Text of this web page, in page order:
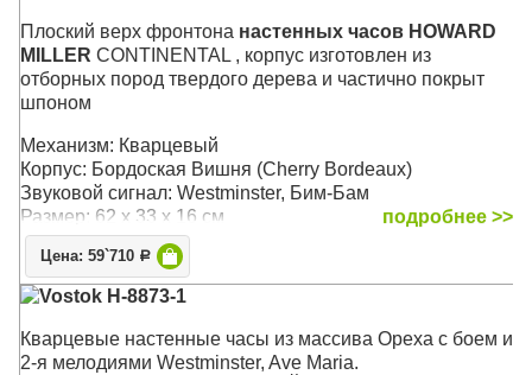
Плоский верх фронтона настенных часов HOWARD
MILLER CONTINENTAL , корпус изготовлен из
отборных пород твердого дерева и частично покрыт
шпоном
Механизм: Кварцевый
Корпус: Бордоская Вишня (Cherry Bordeaux)
Звуковой сигнал: Westminster, Бим-Бам
Размер: 62 x 33 х 16 см
подробнее >>
Цена: 59`710 Р
Vostok H-8873-1
Кварцевые настенные часы из массива Ореха с боем и
2-я мелодиями Westminster, Ave Maria.